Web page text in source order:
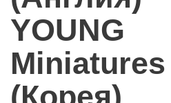
YOUNG
Miniatures
(Корея)